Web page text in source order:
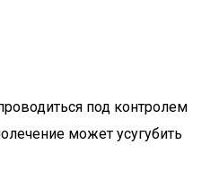
под контролем
может усугубить